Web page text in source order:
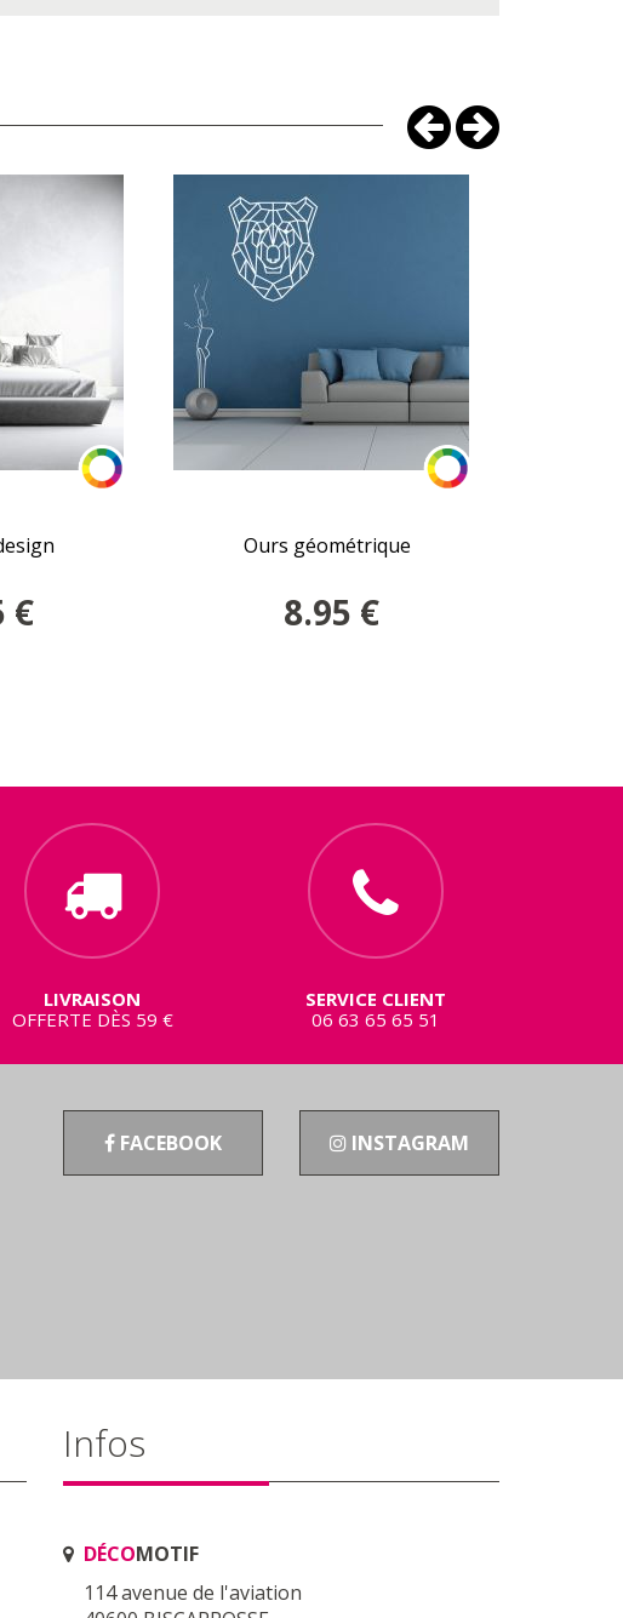
€
Ours géométrique
8.95 €
LIVRAISON
OFFERTE DÈS 59 €
SERVICE CLIENT
06 63 65 65 51
FACEBOOK INSTAGRAM
Infos
DÉCOMOTIF
114 avenue de l'aviation